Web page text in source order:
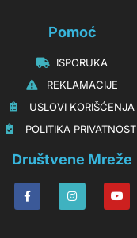
Pomoć
‏‏‎‏‏‎ ‎ISPORUKA
‏‏‏‏‎ ‎‎‎‎‎‎REKLAMACIJE‎‎‎
‏‏‎‏‏‎ ‎‎USLOVI KORIŠĆENJA
‎‎POLITIKA
Društvene Mreže